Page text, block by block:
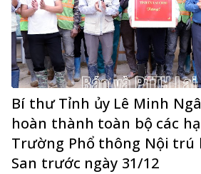
Bí thư Tỉnh ủy Lê Minh
hoàn thành toàn bộ các
Trường Phổ thông Nội trú
San trước ngày 31/12